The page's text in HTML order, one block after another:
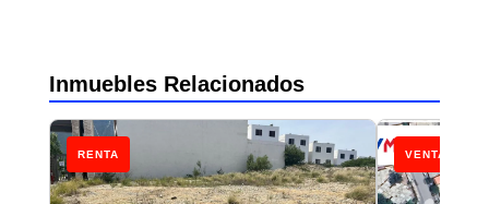
Inmuebles Relacionados
RENTA VENTA